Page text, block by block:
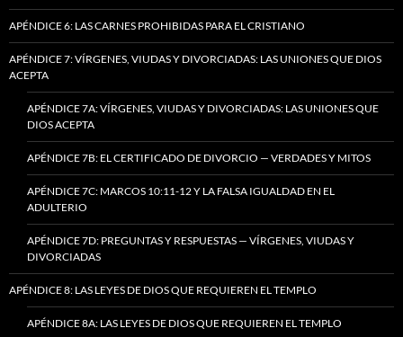
APÉNDICE 6: LAS CARNES PROHIBIDAS PARA EL CRISTIANO
APÉNDICE 7: VÍRGENES, VIUDAS Y DIVORCIADAS: LAS UNIONES QUE DIOS
ACEPTA
APÉNDICE 7A: VÍRGENES, VIUDAS Y DIVORCIADAS: LAS UNIONES QUE
DIOS ACEPTA
APÉNDICE 7B: EL CERTIFICADO DE DIVORCIO — VERDADES Y MITOS
APÉNDICE 7C: MARCOS 10:11-12 Y LA FALSA IGUALDAD EN EL
ADULTERIO
APÉNDICE 7D: PREGUNTAS Y RESPUESTAS — VÍRGENES, VIUDAS Y
DIVORCIADAS
APÉNDICE 8: LAS LEYES DE DIOS QUE REQUIEREN EL TEMPLO
APÉNDICE 8A: LAS LEYES DE DIOS QUE REQUIEREN EL TEMPLO